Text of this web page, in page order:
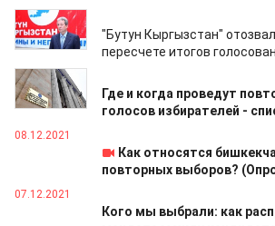
10.12.2021
"Бутун Кыргызстан"
пересчете итогов
10.12.2021
Где и когда проведут
голосов избирателей -
08.12.2021
Как относятся
повторных выборов?
07.12.2021
Кого мы выбрали: как